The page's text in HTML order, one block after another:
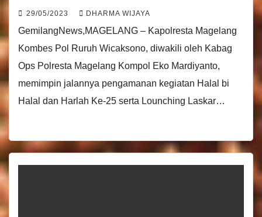
29/05/2023 DHARMA WIJAYA
GemilangNews,MAGELANG – Kapolresta Magelang
Kombes Pol Ruruh Wicaksono, diwakili oleh Kabag
Ops Polresta Magelang Kompol Eko Mardiyanto,
memimpin jalannya pengamanan kegiatan Halal bi
Halal dan Harlah Ke-25 serta Lounching Laskar…